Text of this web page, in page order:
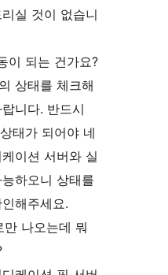
실 것이 없습니
이 되는 건가요?
상태를 체크해
니다. 반드시
태가 되어야 네
이션 서버와 실
하오니 상태를
해주세요.
나오는데 뭐